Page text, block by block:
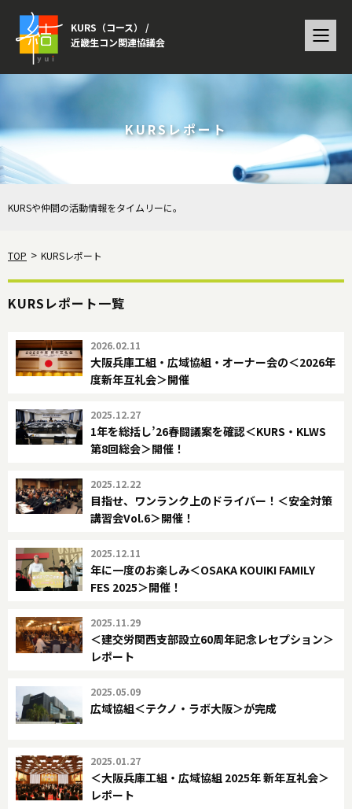
KURS（コース） /
近畿生コン関連協議会
KURSレポート
KURSや仲間の活動情報をタイムリーに。
TOP KURSレポート
KURSレポート一覧
2026.02.11
大阪兵庫工組・広域協組・オーナー会の＜2026年
度新年互礼会＞開催
2025.12.27
1年を総括し’26春闘議案を確認＜KURS・KLWS
第8回総会＞開催！
2025.12.22
目指せ、ワンランク上のドライバー！＜安全対策
講習会Vol.6＞開催！
2025.12.11
年に一度のお楽しみ＜OSAKA KOUIKI FAMILY
FES 2025＞開催！
2025.11.29
＜建交労関西支部設立60周年記念レセプション＞
レポート
2025.05.09
広域協組＜テクノ・ラボ大阪＞が完成
2025.01.27
＜大阪兵庫工組・広域協組 2025年 新年互礼会＞
レポート